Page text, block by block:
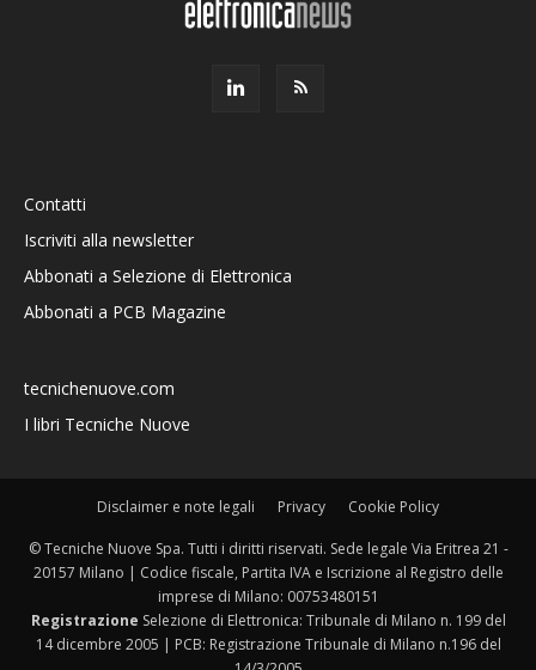
Contatti
Iscriviti alla newsletter
Abbonati a Selezione di Elettronica
Abbonati a PCB Magazine
tecnichenuove.com
I libri Tecniche Nuove
Disclaimer e note legali Privacy Cookie Policy
© Tecniche Nuove Spa. Tutti i diritti riservati. Sede legale Via Eritrea 21 -
20157 Milano | Codice fiscale, Partita IVA e Iscrizione al Registro delle
imprese di Milano: 00753480151
Registrazione Selezione di Elettronica: Tribunale di Milano n. 199 del
14 dicembre 2005 | PCB: Registrazione Tribunale di Milano n.196 del